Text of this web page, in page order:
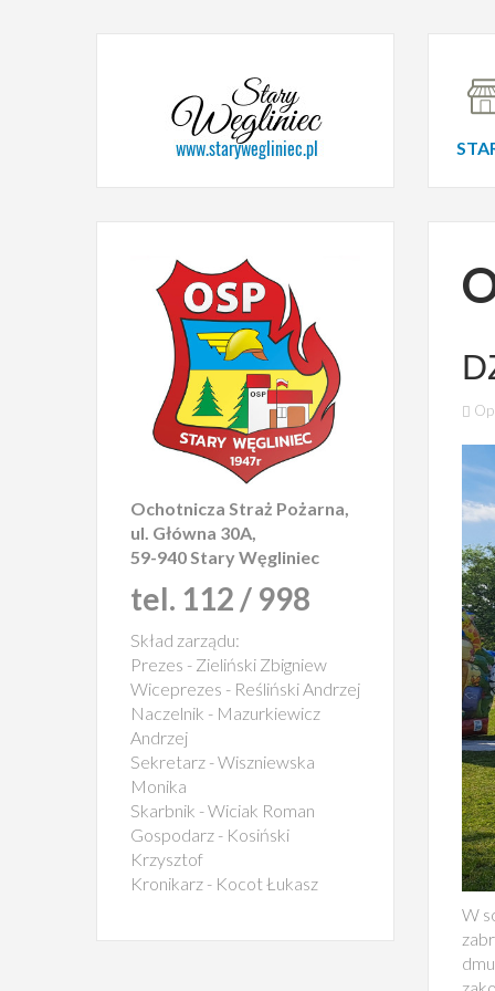
W
Ochotnicza Straż Pożarna,
ul. Główna 30A,
59-940 Stary Węgliniec
tel. 112 / 998
Skład zarządu:
Prezes - Zieliński Zbigniew
Wiceprezes - Reśliński Andrzej
Naczelnik - Mazurkiewicz
Andrzej
Sekretarz - Wiszniewska
Monika
Skarbnik - Wiciak Roman
Gospodarz - Kosiński
Krzysztof
Kronikarz - Kocot Łukasz